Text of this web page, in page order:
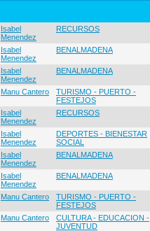
Isabel
Menendez
RECURSOS
Isabel
Menendez
BENALMADENA
Isabel
Menendez
BENALMADENA
Manu Cantero
TURISMO - PUERTO -
FESTEJOS
Isabel
Menendez
RECURSOS
Isabel
Menendez
DEPORTES - BIENESTAR
SOCIAL
Isabel
Menendez
BENALMADENA
Isabel
Menendez
BENALMADENA
Manu Cantero
TURISMO - PUERTO -
FESTEJOS
Manu Cantero
CULTURA - EDUCACION -
JUVENTUD